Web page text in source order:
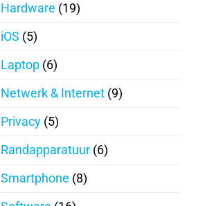
Hardware (19)
iOS (5)
Laptop (6)
Netwerk & Internet (9)
Privacy (5)
Randapparatuur (6)
Smartphone (8)